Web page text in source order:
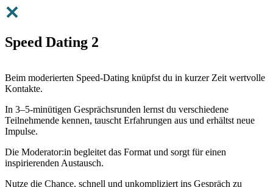
Speed Dating 2
Beim moderierten Speed-Dating knüpfst du in kurzer Zeit wertvolle
Kontakte.
In 3–5-minütigen Gesprächsrunden lernst du verschiedene
Teilnehmende kennen, tauscht Erfahrungen aus und erhältst neue
Impulse.
Die Moderator:in begleitet das Format und sorgt für einen
inspirierenden Austausch.
Nutze die Chance, schnell und unkompliziert ins Gespräch zu